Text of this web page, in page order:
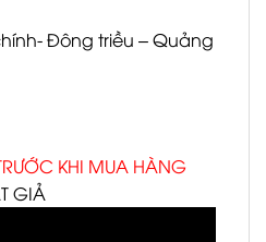
Đông triều – Quảng
KHI MUA HÀNG
GIẢ